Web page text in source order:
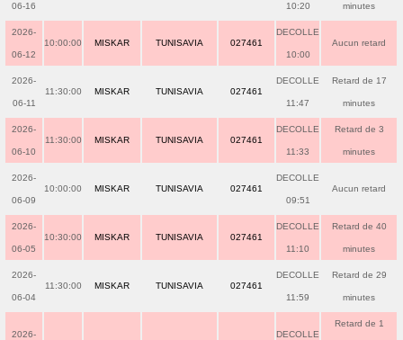
06-16 10:20 minutes
2026-
06-12
10:00:00 MISKAR TUNISAVIA 027461
DECOLLE
10:00
Aucun retard
2026-
06-11
11:30:00 MISKAR TUNISAVIA 027461
DECOLLE
11:47
Retard de 17
minutes
2026-
06-10
11:30:00 MISKAR TUNISAVIA 027461
DECOLLE
11:33
Retard de 3
minutes
2026-
06-09
10:00:00 MISKAR TUNISAVIA 027461
DECOLLE
09:51
Aucun retard
2026-
06-05
10:30:00 MISKAR TUNISAVIA 027461
DECOLLE
11:10
Retard de 40
minutes
2026-
06-04
11:30:00 MISKAR TUNISAVIA 027461
DECOLLE
11:59
Retard de 29
minutes
2026- DECOLLE
Retard de 1